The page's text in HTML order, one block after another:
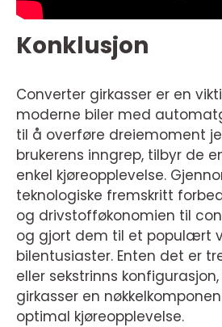
Konklusjon
Converter girkasser er en
moderne biler med
til å overføre dreiemoment
brukerens inngrep, tilbyr de
enkel kjøreopplevelse.
teknologiske fremskritt
og drivstofføkonomien til
og gjort dem til et populært
bilentusiaster. Enten det er
eller sekstrinns
girkasser en
optimal kjøreopplevelse.